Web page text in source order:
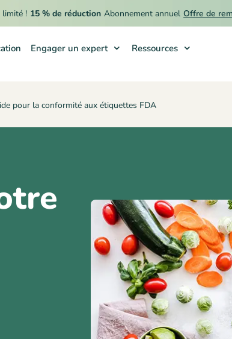
! 15 % de réduction Abonnement annuel Offre de
Engager un expert Ressources
pour la conformité aux étiquettes FDA